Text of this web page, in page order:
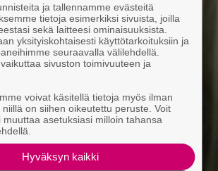
ja tallennamme evästeitä
tietoja esimerkiksi sivuista, joilla
sekä laitteesi ominaisuuksista.
yksityiskohtaisesti käyttötarkoituksiin ja
seuraavalla välilehdellä.
sivuston toimivuuteen ja
voivat käsitellä tietoja myös ilman
on siihen oikeutettu peruste. Voit
asetuksiasi milloin tahansa
Hyväksyn kaikki